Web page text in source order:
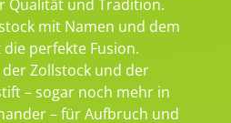
Qualität und Tradition.
mit Namen und dem
perfekte Fusion.
Zollstock und der
– sogar noch mehr in
– für Aufbruch und